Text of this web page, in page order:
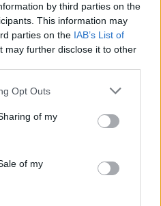
by third parties on the
This information may
parties on the IAB’s List of
may further disclose it to other
uses one or more Google
behaviour. You may click to
and its third-party tags to
purposes in below Google
Opt Outs
of my
of my